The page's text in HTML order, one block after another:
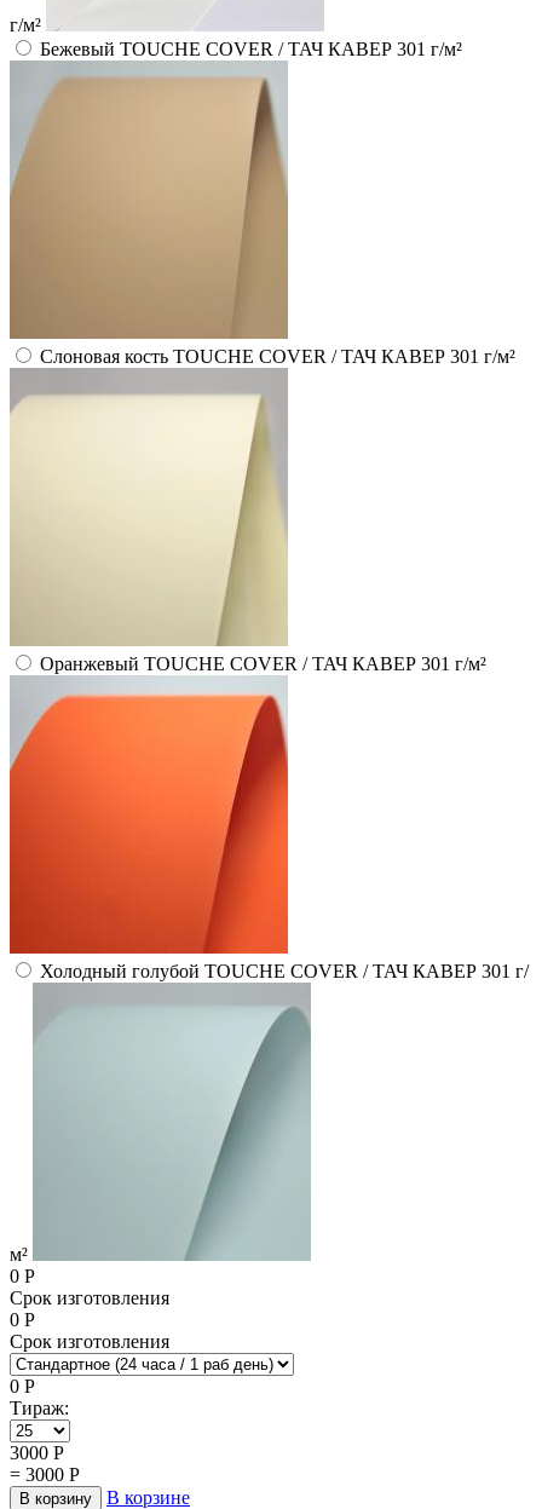
г/м²
Бежевый TOUCHE COVER / ТАЧ КАВЕР 301 г/м²
Слоновая кость TOUCHE COVER / ТАЧ КАВЕР 301 г/м²
Оранжевый TOUCHE COVER / ТАЧ КАВЕР 301 г/м²
Холодный голубой TOUCHE COVER / ТАЧ КАВЕР 301 г/
м²
0 Р
Срок изготовления
0 Р
Срок изготовления
0 Р
Тираж:
3000 Р
= 3000 Р
В корзину
В корзине